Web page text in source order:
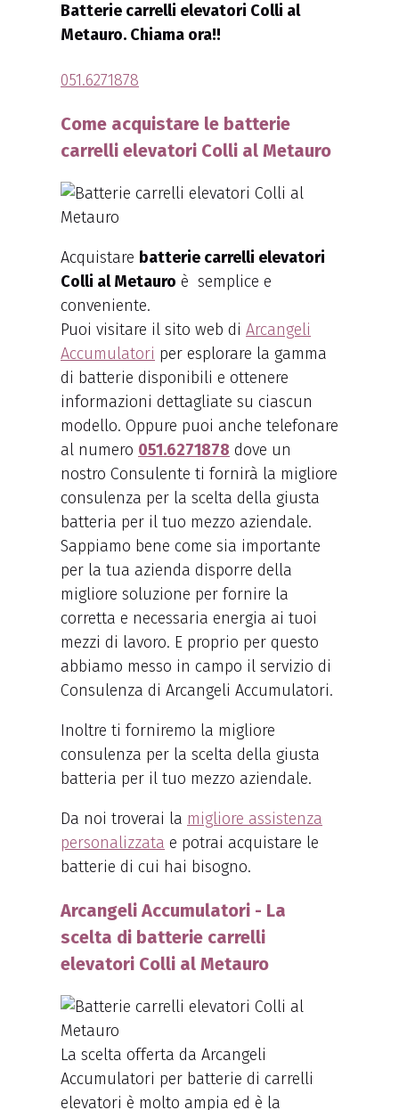
Batterie carrelli elevatori Colli al
Metauro. Chiama ora!!
051.6271878
Come acquistare le batterie
carrelli elevatori Colli al Metauro
Acquistare batterie carrelli elevatori
Colli al Metauro è semplice e
conveniente.
Puoi visitare il sito web di Arcangeli
Accumulatori per esplorare la gamma
di batterie disponibili e ottenere
informazioni dettagliate su ciascun
modello. Oppure puoi anche telefonare
al numero 051.6271878 dove un
nostro Consulente ti fornirà la migliore
consulenza per la scelta della giusta
batteria per il tuo mezzo aziendale.
Sappiamo bene come sia importante
per la tua azienda disporre della
migliore soluzione per fornire la
corretta e necessaria energia ai tuoi
mezzi di lavoro. E proprio per questo
abbiamo messo in campo il servizio di
Consulenza di Arcangeli Accumulatori.
Inoltre ti forniremo la migliore
consulenza per la scelta della giusta
batteria per il tuo mezzo aziendale.
Da noi troverai la migliore assistenza
personalizzata e potrai acquistare le
batterie di cui hai bisogno.
Arcangeli Accumulatori - La
scelta di batterie carrelli
elevatori Colli al Metauro
La scelta offerta da Arcangeli
Accumulatori per batterie di carrelli
elevatori è molto ampia ed è la